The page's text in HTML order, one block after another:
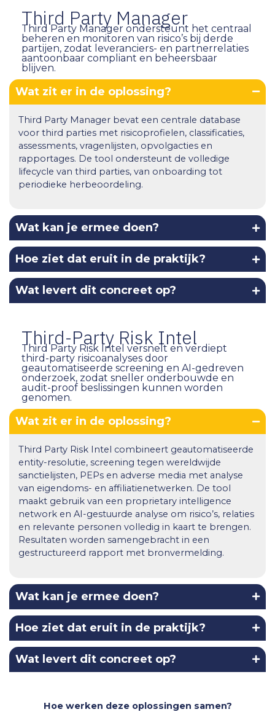
Third Party Manager
Third Party Manager ondersteunt het centraal
beheren en monitoren van risico’s bij derde
partijen, zodat leveranciers- en partnerrelaties
aantoonbaar compliant en beheersbaar
blijven.
Wat zit er in de oplossing?
Third Party Manager bevat een centrale database
voor third parties met risicoprofielen, classificaties,
assessments, vragenlijsten, opvolgacties en
rapportages. De tool ondersteunt de volledige
lifecycle van third parties, van onboarding tot
periodieke herbeoordeling.
Wat kan je ermee doen?
Hoe ziet dat eruit in de praktijk?
Wat levert dit concreet op?
Third-Party Risk Intel
Third Party Risk Intel versnelt en verdiept
third-party risicoanalyses door
geautomatiseerde screening en AI-gedreven
onderzoek, zodat sneller onderbouwde en
audit-proof beslissingen kunnen worden
genomen.
Wat zit er in de oplossing?
Third Party Risk Intel combineert geautomatiseerde
entity-resolutie, screening tegen wereldwijde
sanctielijsten, PEPs en adverse media met analyse
van eigendoms- en affiliatienetwerken. De tool
maakt gebruik van een proprietary intelligence
network en AI-gestuurde analyse om risico’s, relaties
en relevante personen volledig in kaart te brengen.
Resultaten worden samengebracht in een
gestructureerd rapport met bronvermelding.
Wat kan je ermee doen?
Hoe ziet dat eruit in de praktijk?
Wat levert dit concreet op?
Hoe werken deze oplossingen samen?